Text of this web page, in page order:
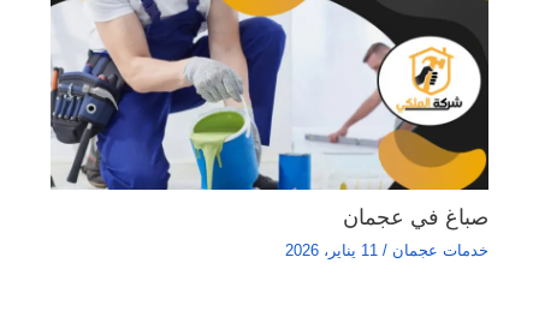
صباغ في عجمان
خدمات عجمان / 11 يناير، 2026